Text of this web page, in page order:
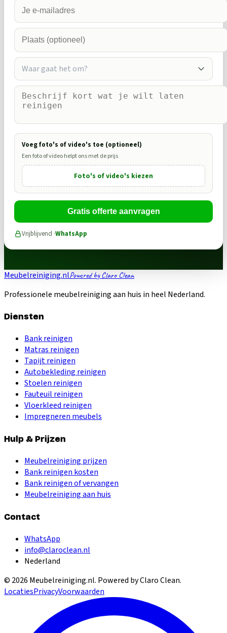
Waar gaat het om?
Voeg foto's of video's toe (optioneel)
Een foto of video helpt ons met de prijs
Foto's of video's kiezen
Gratis offerte aanvragen
Vrijblijvend ·WhatsApp
Meubelreiniging.nlPowered by Claro Clean
Professionele meubelreiniging aan huis in heel Nederland.
Diensten
Bank reinigen
Matras reinigen
Tapijt reinigen
Autobekleding reinigen
Stoelen reinigen
Fauteuil reinigen
Vloerkleed reinigen
Impregneren meubels
Hulp & Prijzen
Meubelreiniging prijzen
Bank reinigen kosten
Bank reinigen of vervangen
Meubelreiniging aan huis
Contact
WhatsApp
info@claroclean.nl
Nederland
© 2026 Meubelreiniging.nl. Powered by Claro Clean.
LocatiesPrivacyVoorwaarden